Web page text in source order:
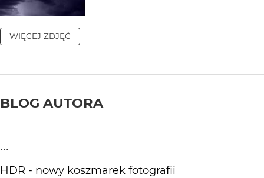
WIĘCEJ ZDJĘĆ
BLOG AUTORA
...
HDR - nowy koszmarek fotografii